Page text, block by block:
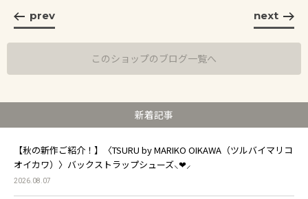
prev next
このショップのブログ一覧へ
新着記事
【秋の新作ご紹介！】〈TSURU by MARIKO OIKAWA（ツルバイマリコ
オイカワ）〉バックストラップシューズ⸜❤︎⸝
2026.08.07